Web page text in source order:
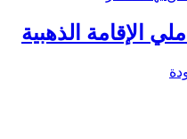
الإقامة الذهبية